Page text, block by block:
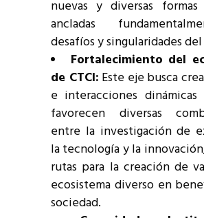
nuevas y diversas
ancladas
desafíos y singularidades
Fortalecimiento del
de CTCI: Este eje busca
e interacciones
favorecen diversas
entre la investigación de
la tecnología y la
rutas para la creación de
ecosistema diverso en
sociedad.